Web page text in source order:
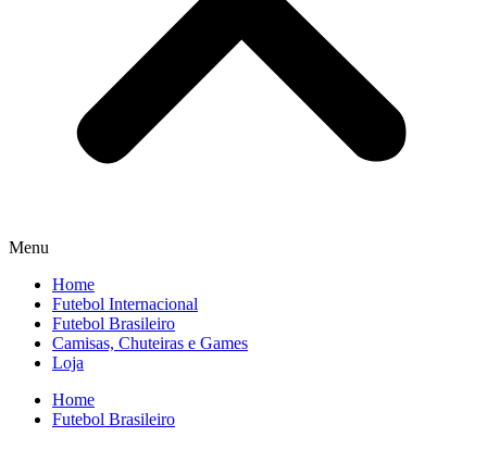
Menu
Home
Futebol Internacional
Futebol Brasileiro
Camisas, Chuteiras e Games
Loja
Home
Futebol Brasileiro